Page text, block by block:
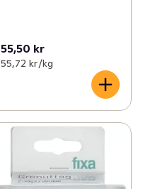
55,50 kr
55,72 kr /kg